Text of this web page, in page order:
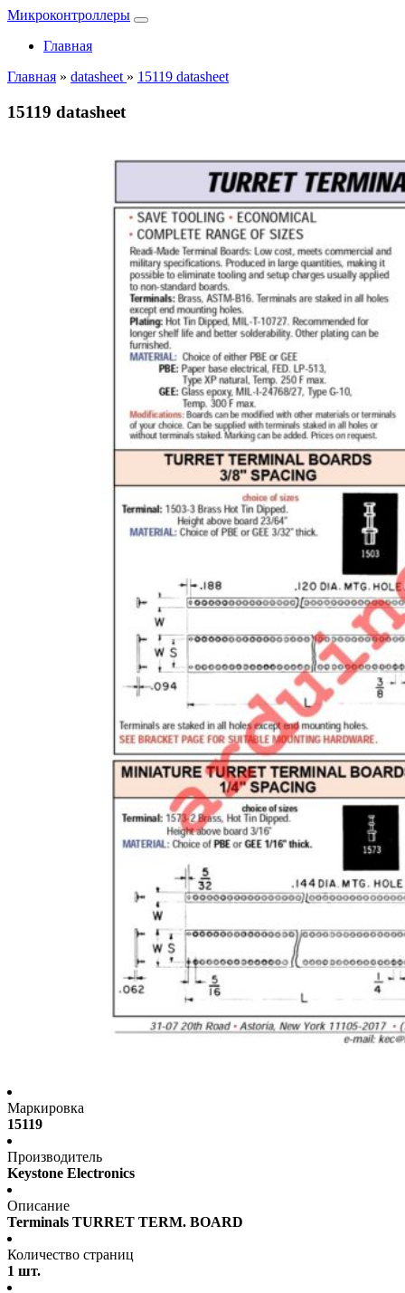
Микроконтроллеры
Главная
Главная » datasheet » 15119 datasheet
15119 datasheet
Маркировка
15119
Производитель
Keystone Electronics
Описание
Terminals TURRET TERM. BOARD
Количество страниц
1 шт.